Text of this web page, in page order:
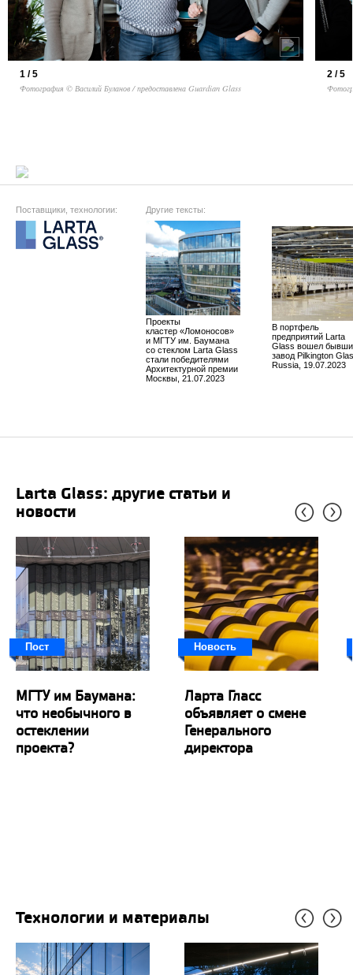
1 / 5
Фотография © Василий Буланов / предоставлена Guardian Glass
2 / 5
Поставщики, технологии: Другие тексты:
Проекты
кластер «Ломоносов»
и МГТУ им. Баумана
со стеклом Larta Glass
стали победителями
Архитектурной премии
Москвы, 21.07.2023
В портфель
предприятий Larta
Glass вошел
завод Pilkington
Russia, 19.07.2023
Larta Glass: другие статьи и
новости
Пост
МГТУ им Баумана:
что необычного в
остеклении
проекта?
Новость
Ларта Гласс
объявляет о смене
Генерального
директора
Технологии и материалы